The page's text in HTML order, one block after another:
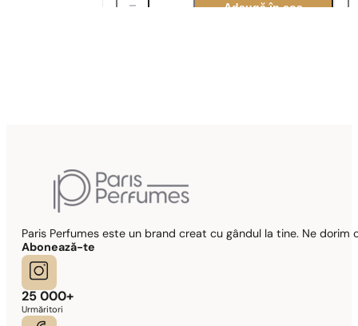
Adaugă în coș
Paris Perfumes este un brand creat cu gândul la tine. Ne
Abonează-te
25 000+
Urmăritori